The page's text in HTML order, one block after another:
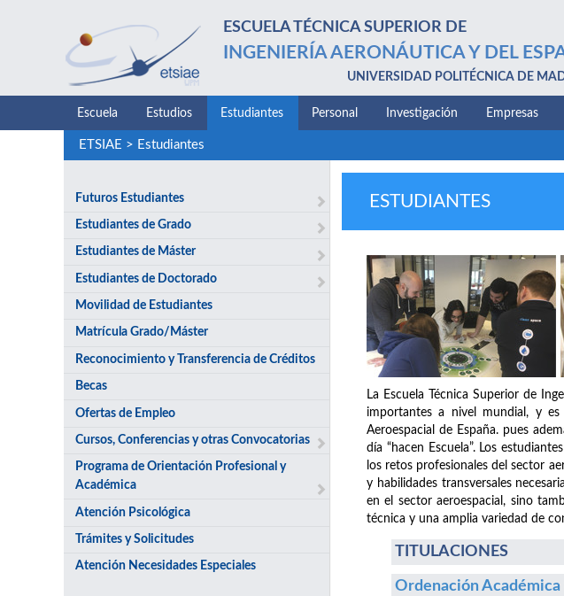
ESCUELA TÉCNICA SUPERIOR DE
INGENIERÍA AERONÁUTICA Y DEL
UNIVERSIDAD POLITÉCNICA DE
Escuela Estudios Estudiantes Personal Investigación Empresas
ETSIAE > Estudiantes
Futuros Estudiantes
Estudiantes de Grado
Estudiantes de Máster
Estudiantes de Doctorado
Movilidad de Estudiantes
Matrícula Grado/Máster
Reconocimiento y Transferencia de Créditos
Becas
Ofertas de Empleo
Cursos, Conferencias y otras Convocatorias
Programa de Orientación Profesional y
Académica
Atención Psicológica
Trámites y Solicitudes
Atención Necesidades Especiales
ESTUDIANTES
La Escuela Técnica Superior de
importantes a nivel mundial, y
Aeroespacial de España. pues
día “hacen Escuela”. Los
los retos profesionales del sector
y habilidades transversales
en el sector aeroespacial, sino
técnica y una amplia variedad de
TITULACIONES
Ordenación Académica